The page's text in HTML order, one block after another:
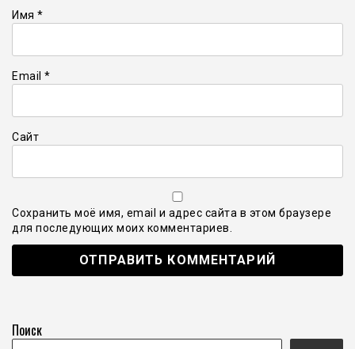
Имя *
Email *
Сайт
Сохранить моё имя, email и адрес сайта в этом браузере
для последующих моих комментариев.
Поиск